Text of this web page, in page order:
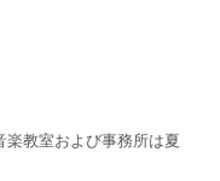
楽教室および事務所は夏